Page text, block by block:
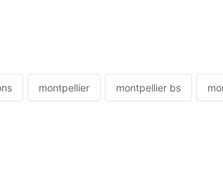
montpellier montpellier bs